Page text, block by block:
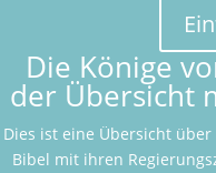
Die Könige
der Übersicht
Dies ist eine Übersicht
Bibel mit ihren